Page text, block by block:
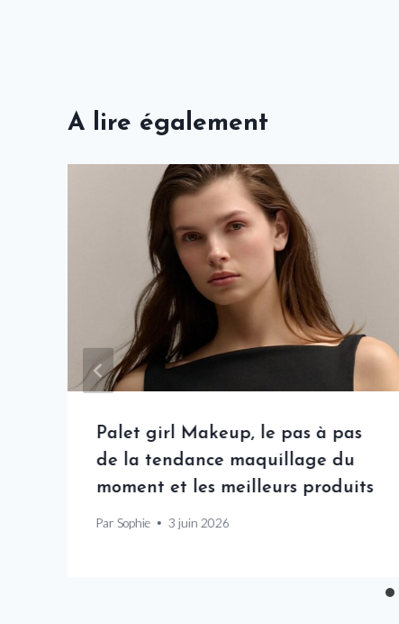
A lire également
Palet girl Makeup, le pas à pas
de la tendance maquillage du
moment et les meilleurs produits
Par Sophie 3 juin 2026